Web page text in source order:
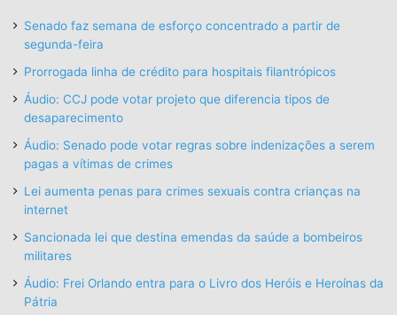
Senado faz semana de esforço concentrado a partir de
segunda-feira
Prorrogada linha de crédito para hospitais filantrópicos
Áudio: CCJ pode votar projeto que diferencia tipos de
desaparecimento
Áudio: Senado pode votar regras sobre indenizações a serem
pagas a vítimas de crimes
Lei aumenta penas para crimes sexuais contra crianças na
internet
Sancionada lei que destina emendas da saúde a bombeiros
militares
Áudio: Frei Orlando entra para o Livro dos Heróis e Heroínas da
Pátria